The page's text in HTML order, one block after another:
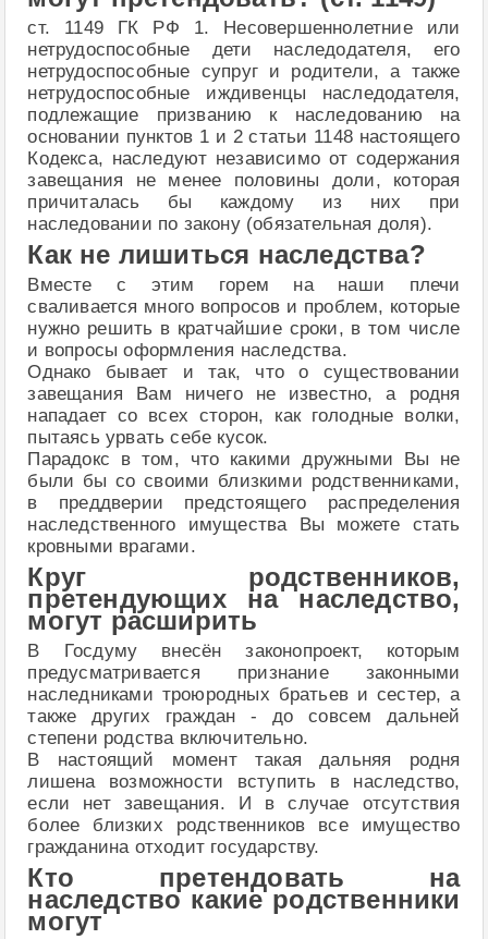
ст. 1149 ГК РФ 1. Несовершеннолетние или
нетрудоспособные дети наследодателя, его
нетрудоспособные супруг и родители, а также
нетрудоспособные иждивенцы наследодателя,
подлежащие призванию к наследованию на
основании пунктов 1 и 2 статьи 1148 настоящего
Кодекса, наследуют независимо от содержания
завещания не менее половины доли, которая
причиталась бы каждому из них при
наследовании по закону (обязательная доля).
Как не лишиться наследства?
Вместе с этим горем на наши плечи
сваливается много вопросов и проблем, которые
нужно решить в кратчайшие сроки, в том числе
и вопросы оформления наследства.
Однако бывает и так, что о существовании
завещания Вам ничего не известно, а родня
нападает со всех сторон, как голодные волки,
пытаясь урвать себе кусок.
Парадокс в том, что какими дружными Вы не
были бы со своими близкими родственниками,
в преддверии предстоящего распределения
наследственного имущества Вы можете стать
кровными врагами.
Круг родственников,
претендующих на наследство,
могут расширить
В Госдуму внесён законопроект, которым
предусматривается признание законными
наследниками троюродных братьев и сестер, а
также других граждан - до совсем дальней
степени родства включительно.
В настоящий момент такая дальняя родня
лишена возможности вступить в наследство,
если нет завещания. И в случае отсутствия
более близких родственников все имущество
гражданина отходит государству.
Кто претендовать на
наследство какие родственники
могут